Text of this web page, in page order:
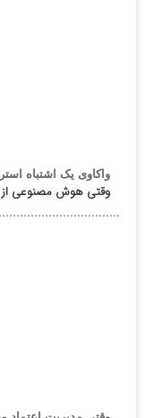
واکاوی یک اشتباه
وقتی هوش مصنوعی از